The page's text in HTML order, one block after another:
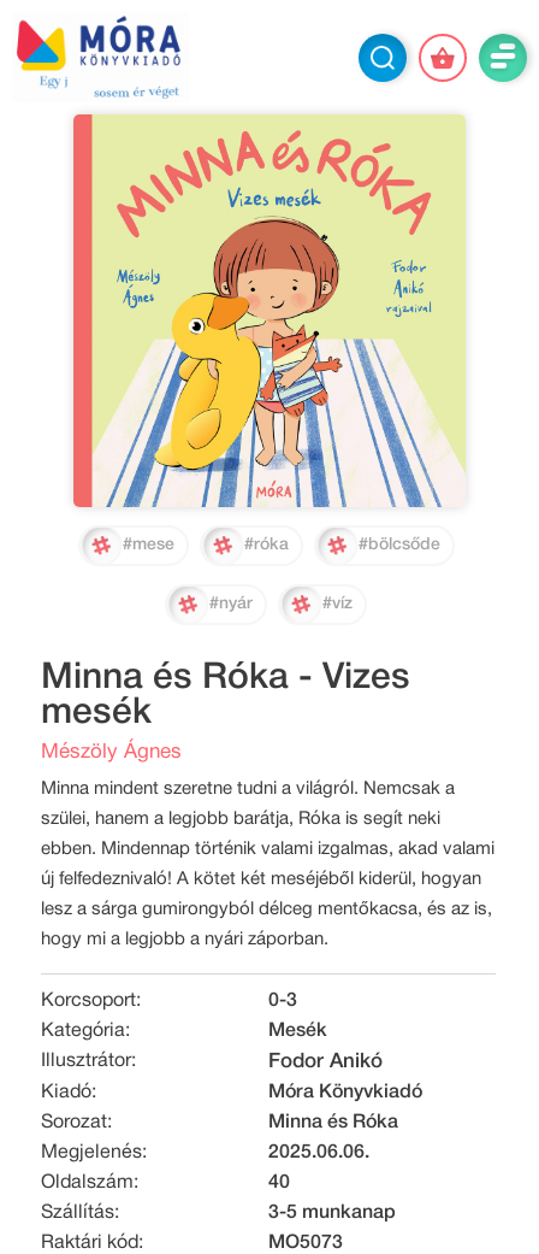
#mese #róka #bölcsőde
#nyár #víz
Minna és Róka - Vizes
mesék
Mészöly Ágnes
Minna mindent szeretne tudni a világról. Nemcsak a
szülei, hanem a legjobb barátja, Róka is segít neki
ebben. Mindennap történik valami izgalmas, akad valami
új felfedeznivaló! A kötet két meséjéből kiderül, hogyan
lesz a sárga gumirongyból délceg mentőkacsa, és az is,
hogy mi a legjobb a nyári záporban.
Korcsoport:
0-3
Kategória:
Mesék
Illusztrátor:
Fodor Anikó
Kiadó:
Móra Könyvkiadó
Sorozat:
Minna és Róka
Megjelenés:
2025.06.06.
Oldalszám:
40
Szállítás:
3-5 munkanap
Raktári kód:
MO5073